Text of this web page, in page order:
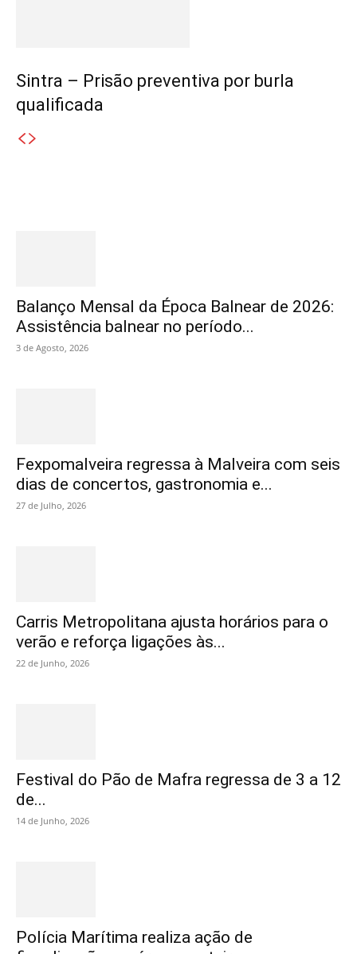
Sintra – Prisão preventiva por burla
qualificada
Balanço Mensal da Época Balnear de 2026:
Assistência balnear no período...
3 de Agosto, 2026
Fexpomalveira regressa à Malveira com seis
dias de concertos, gastronomia e...
27 de Julho, 2026
Carris Metropolitana ajusta horários para o
verão e reforça ligações às...
22 de Junho, 2026
Festival do Pão de Mafra regressa de 3 a 12
de...
14 de Junho, 2026
Polícia Marítima realiza ação de